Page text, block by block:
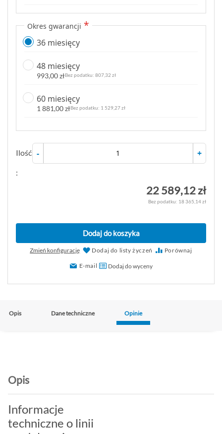
Okres gwarancji
36 miesięcy
48 miesięcy
993,00 zł 807,32 zł
60 miesięcy
1 881,00 zł 1 529,27 zł
Ilość
:
- +
22 589,12 zł
18 365,14 zł
Dodaj do koszyka
Zmień konfigurację Dodaj do listy życzeń Porównaj
E-mail Dodaj do wyceny
Opis Dane techniczne Opinie
Opis
Informacje
techniczne o linii